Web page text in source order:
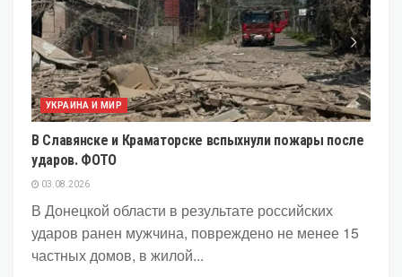
УКРАИНА И МИР
В Славянске и Краматорске вспыхнули пожары после
ударов. ФОТО
03.08.2026
В Донецкой области в результате российских
ударов ранен мужчина, повреждено не менее 15
частных домов, в жилой...